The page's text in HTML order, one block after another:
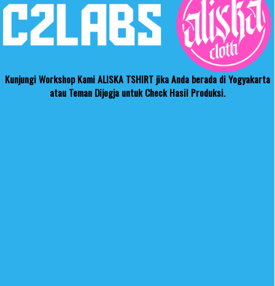
Kunjungi Workshop Kami ALISKA TSHIRT jika Anda berada di Yogyakarta
atau Teman Dijogja untuk Check Hasil Produksi.